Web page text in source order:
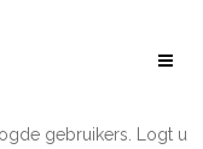
gebruikers. Logt u